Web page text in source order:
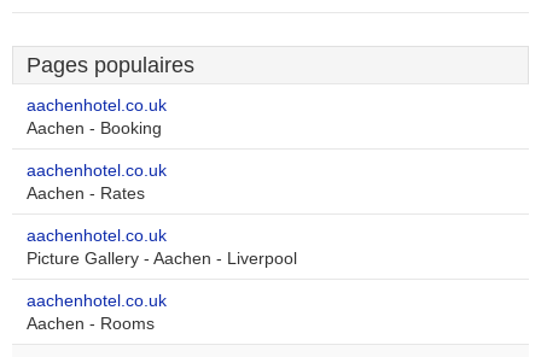
Pages populaires
aachenhotel.co.uk
Aachen - Booking
aachenhotel.co.uk
Aachen - Rates
aachenhotel.co.uk
Picture Gallery - Aachen - Liverpool
aachenhotel.co.uk
Aachen - Rooms